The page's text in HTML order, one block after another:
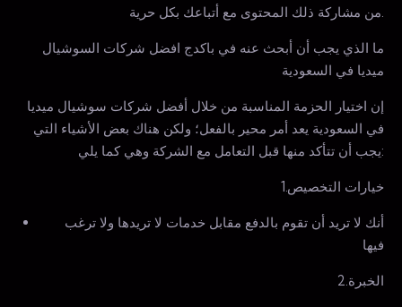
من مشاركة ذلك المحتوى مع أتباعك بكل حرية.
ما الذي يجب أن أبحث عنه في باكدج افضل شركات السوشيال
ميديا في السعودية
إن اختيار الحزمة المناسبة من خلال أفضل شركات سوشيال ميديا
في السعودية يعد أمر محير بالفعل؛ ولكن هناك بعض الأشياء التي
يجب أن تتأكد منها قبل التعامل مع الشركة وهي كما يلي:
1.خيارات التخصيص
فيها
2.الخبرة